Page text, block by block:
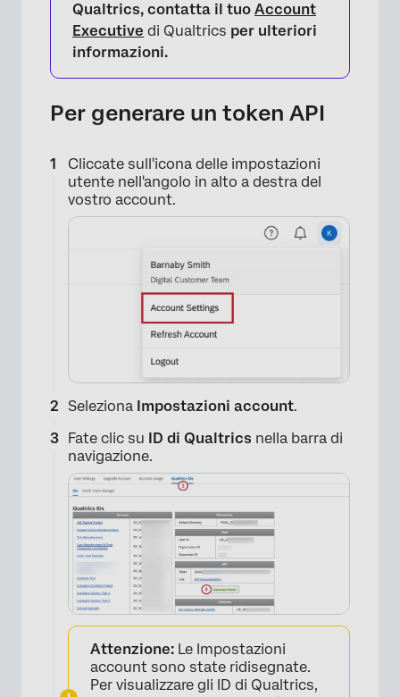
Qualtrics, contatta il tuo Account
Executive di Qualtrics per ulteriori
informazioni.
Per generare un token API
Cliccate sull'icona delle impostazioni
utente nell'angolo in alto a destra del
vostro account.
Seleziona Impostazioni account.
Fate clic su ID di Qualtrics nella barra di
navigazione.
Attenzione: Le Impostazioni
account sono state ridisegnate.
Per visualizzare gli ID di Qualtrics,